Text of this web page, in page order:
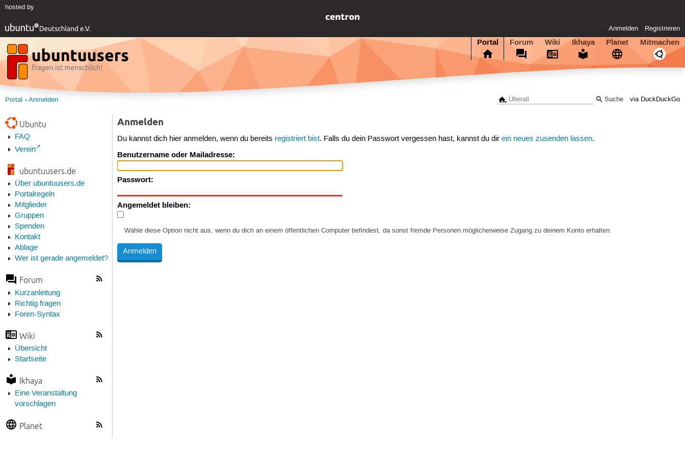
hosted by
Anmelden Registrieren
Portal Forum Wiki Ikhaya Planet Mitmachen
via DuckDuckGo
Portal Anmelden
Ubuntu
FAQ
Verein
ubuntuusers.de
Über ubuntuusers.de
Portalregeln
Mitglieder
Gruppen
Spenden
Kontakt
Ablage
Wer ist gerade angemeldet?
Forum
Kurzanleitung
Richtig fragen
Foren-Syntax
Wiki
Übersicht
Startseite
Ikhaya
Eine Veranstaltung
vorschlagen
Planet
Anmelden
Du kannst dich hier anmelden, wenn du bereits registriert bist. Falls du dein Passwort vergessen hast, kannst du direin neues zusenden lassen.
Benutzername oder Mailadresse:
Passwort:
Angemeldet bleiben:
Wähle diese Option nicht aus, wenn du dich an einem öffentlichen Computer befindest, da sonst fremde Personen möglicherweise Zugang zu deinem Konto erhalten.